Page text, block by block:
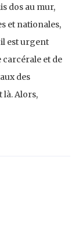
dos au mur,
et nationales,
il est urgent
et de
des
là. Alors,